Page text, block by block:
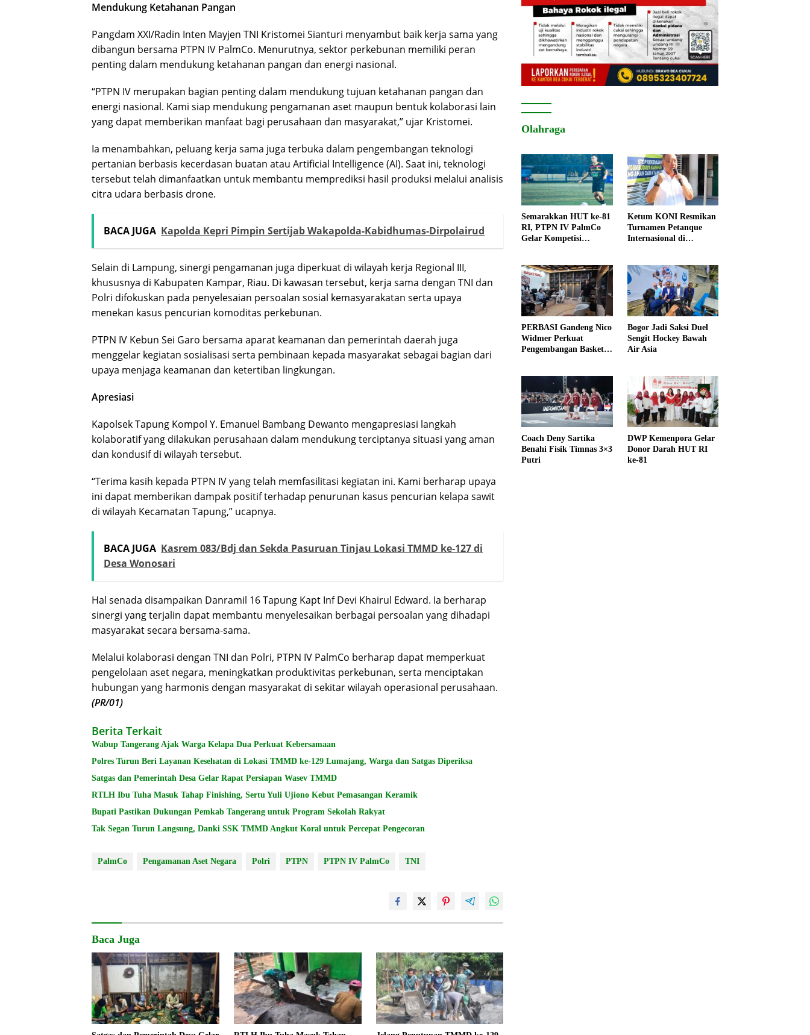
Mendukung Ketahanan Pangan
Pangdam XXI/Radin Inten Mayjen TNI Kristomei Sianturi menyambut baik kerja sama yang
dibangun bersama PTPN IV PalmCo. Menurutnya, sektor perkebunan memiliki peran
penting dalam mendukung ketahanan pangan dan energi nasional.
“PTPN IV merupakan bagian penting dalam mendukung tujuan ketahanan pangan dan
energi nasional. Kami siap mendukung pengamanan aset maupun bentuk kolaborasi lain
yang dapat memberikan manfaat bagi perusahaan dan masyarakat,” ujar Kristomei.
Ia menambahkan, peluang kerja sama juga terbuka dalam pengembangan teknologi
pertanian berbasis kecerdasan buatan atau Artificial Intelligence (AI). Saat ini, teknologi
tersebut telah dimanfaatkan untuk membantu memprediksi hasil produksi melalui analisis
citra udara berbasis drone.
BACA JUGA Kapolda Kepri Pimpin Sertijab Wakapolda-Kabidhumas-Dirpolairud
Selain di Lampung, sinergi pengamanan juga diperkuat di wilayah kerja Regional III,
khususnya di Kabupaten Kampar, Riau. Di kawasan tersebut, kerja sama dengan TNI dan
Polri difokuskan pada penyelesaian persoalan sosial kemasyarakatan serta upaya
menekan kasus pencurian komoditas perkebunan.
PTPN IV Kebun Sei Garo bersama aparat keamanan dan pemerintah daerah juga
menggelar kegiatan sosialisasi serta pembinaan kepada masyarakat sebagai bagian dari
upaya menjaga keamanan dan ketertiban lingkungan.
Apresiasi
Kapolsek Tapung Kompol Y. Emanuel Bambang Dewanto mengapresiasi langkah
kolaboratif yang dilakukan perusahaan dalam mendukung terciptanya situasi yang aman
dan kondusif di wilayah tersebut.
“Terima kasih kepada PTPN IV yang telah memfasilitasi kegiatan ini. Kami berharap upaya
ini dapat memberikan dampak positif terhadap penurunan kasus pencurian kelapa sawit
di wilayah Kecamatan Tapung,” ucapnya.
BACA JUGA Kasrem 083/Bdj dan Sekda Pasuruan Tinjau Lokasi TMMD ke-127 di
Desa Wonosari
Hal senada disampaikan Danramil 16 Tapung Kapt Inf Devi Khairul Edward. Ia berharap
sinergi yang terjalin dapat membantu menyelesaikan berbagai persoalan yang dihadapi
masyarakat secara bersama-sama.
Melalui kolaborasi dengan TNI dan Polri, PTPN IV PalmCo berharap dapat memperkuat
pengelolaan aset negara, meningkatkan produktivitas perkebunan, serta menciptakan
hubungan yang harmonis dengan masyarakat di sekitar wilayah operasional perusahaan.
(PR/01)
Berita Terkait
Wabup Tangerang Ajak Warga Kelapa Dua Perkuat Kebersamaan
Polres Turun Beri Layanan Kesehatan di Lokasi TMMD ke-129 Lumajang, Warga dan Satgas Diperiksa
Satgas dan Pemerintah Desa Gelar Rapat Persiapan Wasev TMMD
RTLH Ibu Tuha Masuk Tahap Finishing, Sertu Yuli Ujiono Kebut Pemasangan Keramik
Bupati Pastikan Dukungan Pemkab Tangerang untuk Program Sekolah Rakyat
Tak Segan Turun Langsung, Danki SSK TMMD Angkut Koral untuk Percepat Pengecoran
PalmCo Pengamanan Aset Negara Polri PTPN PTPN IV PalmCo TNI
Baca Juga
Olahraga
Semarakkan HUT ke-81
RI, PTPN IV PalmCo
Gelar Kompetisi
Ketum KONI Resmikan
Turnamen Petanque
Internasional di
PERBASI Gandeng Nico
Widmer Perkuat
Pengembangan Basket
Bogor Jadi Saksi Duel
Sengit Hockey Bawah
Air Asia
Coach Deny Sartika
Benahi Fisik Timnas 3×3
Putri
DWP Kemenpora Gelar
Donor Darah HUT RI
ke-81